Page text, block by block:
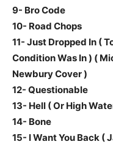
9- Bro Code
10- Road Chops
11- Just Dropped In (
Condition Was In ) (
Newbury Cover )
12- Questionable
13- Hell ( Or High
14- Bone
15- I Want You Back (